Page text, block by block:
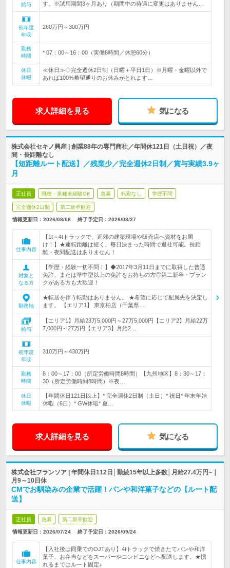
給与 す。※試用期間3ヶ月あり（期間中の待遇に変更はありません…
初年度
年収
260万円～300万円
勤務
時間
* 07：00～16：00（実働8時間／休憩60分）
休日
休暇
≪休日≫◇完全週休2日制（日曜＋平日1日）※月曜・金曜以外で
あれば100%希望通りのお休みがとれます…
求人詳細を見る 気になる
株式会社セキノ興産 | 創業88年の専門商社／年間休121日（土日祝）／夜
間・長距離なし
【短距離ルート配送】／残業少／完全週休2日制／賞与実績3.9ヶ
月
正社員 職種・業種未経験OK 急募 転勤なし 学歴不問
完全週休2日制 第二新卒歓迎
情報更新日：2026/08/06 終了予定日： 2026/08/27
仕事内容
【1t～4tトラックで、近郊の建築現場や販売店へ資材をお届
け！】★運転距離は短く、毎日決まった時間で退社可能。長距
離・夜間配送はありません！
対象と
なる方
【学歴・経験一切不問！】◆2017年3月11日までに取得した普通
免許、または準中型以上の免許をお持ちの方◎第二新卒・ブラン
クがある方も大歓迎！
勤務地
★転居を伴う転勤はありません。 ★希望に応じて配属先を決定し
ます。 【エリア1】 東京柏店（千葉県…
給与
【エリア1】月給23万5,000円～27万5,000円【エリア2】月給22万
7,000円～27万円【エリア3】月給2…
初年度
年収
310万円～430万円
勤務
時間
8：00～17：00（所定労働時間8時間）【九州地区】8：30～17：
30（所定労働時間8時間）※夜…
休日
休暇
【年間休日121日以上】* 完全週休2日制（土日）* 祝日* 年末年始
休暇（6日）* GW休暇* 夏…
求人詳細を見る 気になる
株式会社フランソア | 年間休日112日│勤続15年以上多数│月給27.4万円~｜
月9～10日休
CMでお馴染みの企業で活躍！パンや和洋菓子などの【ルート配
送】
正社員 急募 第二新卒歓迎
情報更新日：2026/07/24 終了予定日： 2026/09/24
仕事内容
【入社後は同乗でのOJTあり】4tトラックで焼きたてパンや和洋
菓子、お弁当などをスーパーやコンビニなどへ配送します。★慣
れるまではルート固定♪